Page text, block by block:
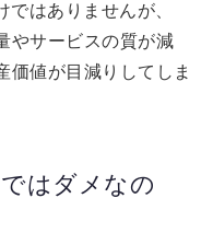
はありませんが、
やサービスの質が減
価値が目減りしてしま
はダメなの